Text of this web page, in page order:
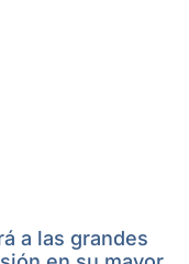
a las grandes